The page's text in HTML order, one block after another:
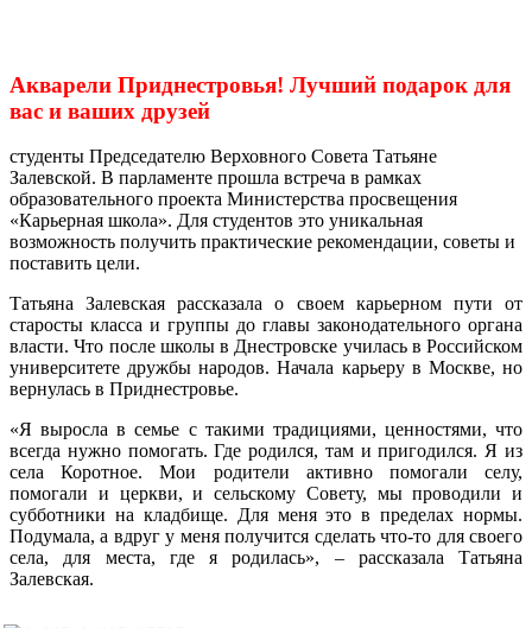
Акварели Приднестровья! Лучший подарок для
вас и ваших друзей
студенты Председателю Верховного Совета Татьяне
Залевской. В парламенте прошла встреча в рамках
образовательного проекта Министерства просвещения
«Карьерная школа». Для студентов это уникальная
возможность получить практические рекомендации, советы и
поставить цели.
Татьяна Залевская рассказала о своем карьерном пути от
старосты класса и группы до главы законодательного органа
власти. Что после школы в Днестровске училась в Российском
университете дружбы народов. Начала карьеру в Москве, но
вернулась в Приднестровье.
«Я выросла в семье с такими традициями, ценностями, что
всегда нужно помогать. Где родился, там и пригодился. Я из
села Коротное. Мои родители активно помогали селу,
помогали и церкви, и сельскому Совету, мы проводили и
субботники на кладбище. Для меня это в пределах нормы.
Подумала, а вдруг у меня получится сделать что-то для своего
села, для места, где я родилась», – рассказала Татьяна
Залевская.